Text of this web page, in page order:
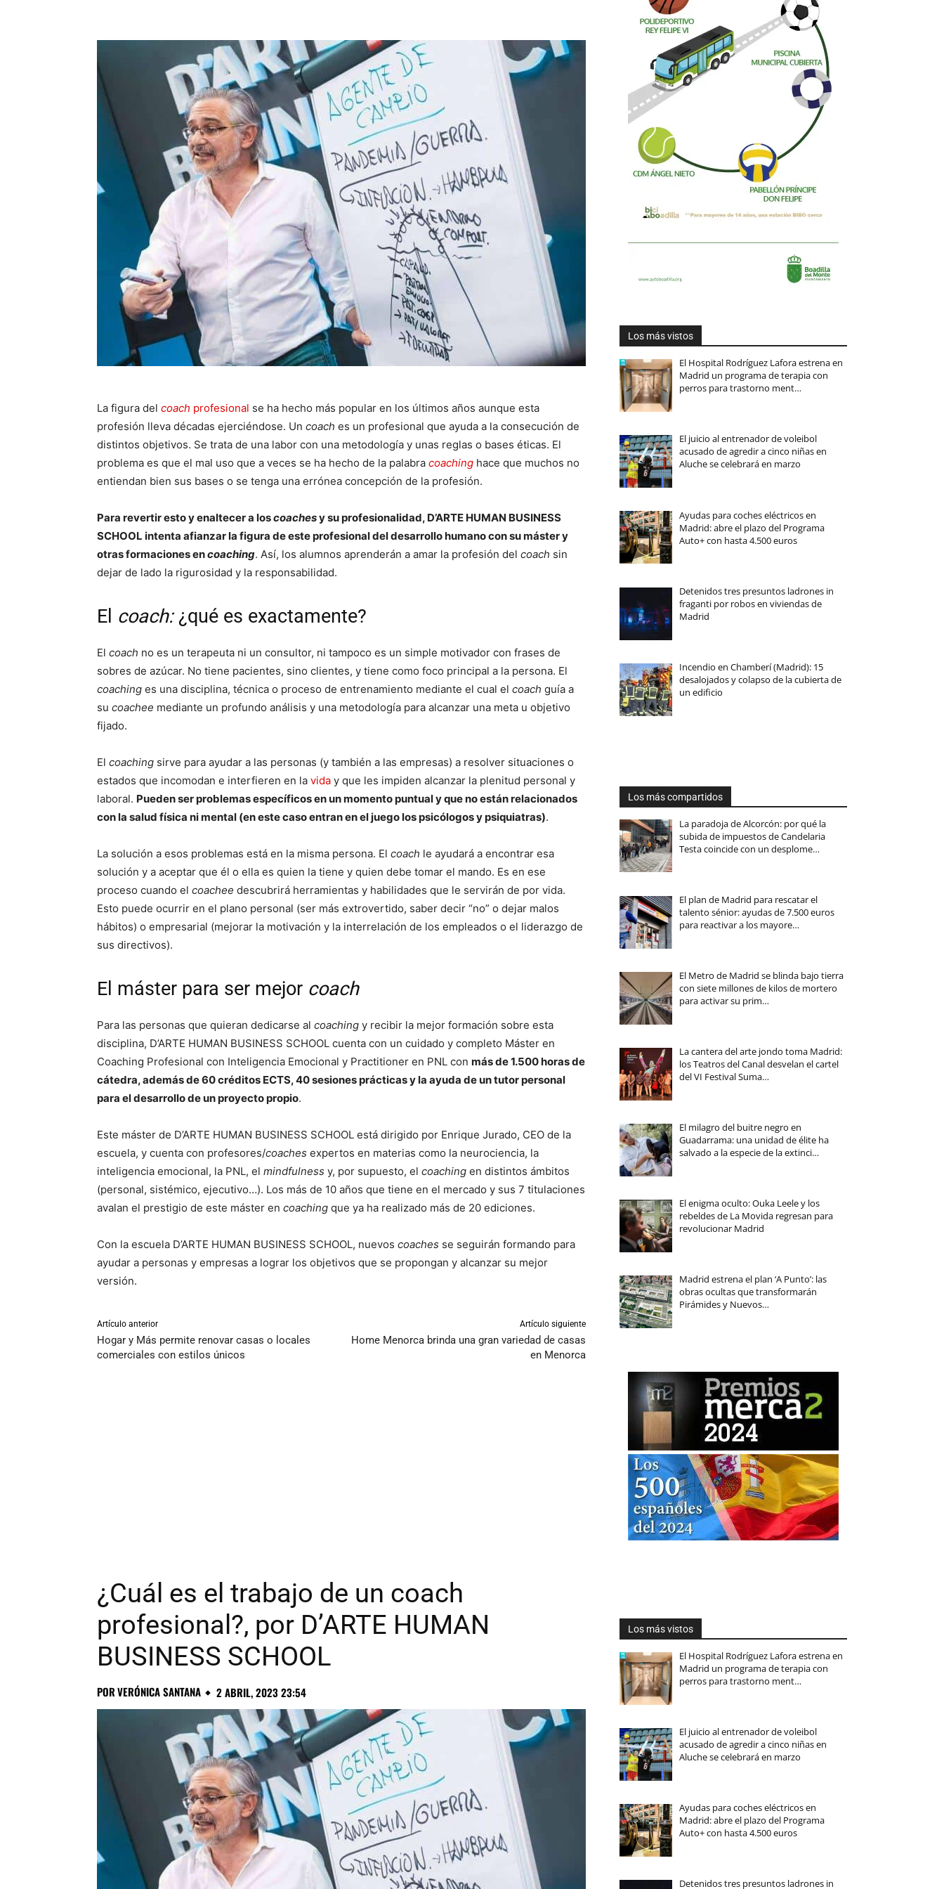
La figura del coach profesional se ha hecho más popular en los últimos años aunque esta
profesión lleva décadas ejerciéndose. Un coach es un profesional que ayuda a la consecución de
distintos objetivos. Se trata de una labor con una metodología y unas reglas o bases éticas. El
problema es que el mal uso que a veces se ha hecho de la palabra coaching hace que muchos no
entiendan bien sus bases o se tenga una errónea concepción de la profesión.
Para revertir esto y enaltecer a loscoachesy su profesionalidad, D’ARTE HUMAN BUSINESS
SCHOOL intenta afianzar la figura de este profesional del desarrollo humano con su máster y
otras formaciones encoaching. Así, los alumnos aprenderán a amar la profesión del coach sin
dejar de lado la rigurosidad y la responsabilidad.
El coach: ¿qué es exactamente?
El coach no es un terapeuta ni un consultor, ni tampoco es un simple motivador con frases de
sobres de azúcar. No tiene pacientes, sino clientes, y tiene como foco principal a la persona. El
coaching es una disciplina, técnica o proceso de entrenamiento mediante el cual el coach guía a
su coachee mediante un profundo análisis y una metodología para alcanzar una meta u objetivo
fijado.
El coaching sirve para ayudar a las personas (y también a las empresas) a resolver situaciones o
estados que incomodan e interfieren en la vida y que les impiden alcanzar la plenitud personal y
laboral. Pueden ser problemas específicos en un momento puntual y que no están relacionados
con la salud física ni mental (en este caso entran en el juego los psicólogos y psiquiatras).
La solución a esos problemas está en la misma persona. El coach le ayudará a encontrar esa
solución y a aceptar que él o ella es quien la tiene y quien debe tomar el mando. Es en ese
proceso cuando el coachee descubrirá herramientas y habilidades que le servirán de por vida.
Esto puede ocurrir en el plano personal (ser más extrovertido, saber decir “no” o dejar malos
hábitos) o empresarial (mejorar la motivación y la interrelación de los empleados o el liderazgo de
sus directivos).
El máster para ser mejor coach
Para las personas que quieran dedicarse al coaching y recibir la mejor formación sobre esta
disciplina, D’ARTE HUMAN BUSINESS SCHOOL cuenta con un cuidado y completo Máster en
Coaching Profesional con Inteligencia Emocional y Practitioner en PNL con más de 1.500 horas de
cátedra, además de 60 créditos ECTS, 40 sesiones prácticas y la ayuda de un tutor personal
para el desarrollo de un proyecto propio.
Este máster de D’ARTE HUMAN BUSINESS SCHOOL está dirigido por Enrique Jurado, CEO de la
escuela, y cuenta con profesores/coaches expertos en materias como la neurociencia, la
inteligencia emocional, la PNL, el mindfulness y, por supuesto, el coaching en distintos ámbitos
(personal, sistémico, ejecutivo…). Los más de 10 años que tiene en el mercado y sus 7 titulaciones
avalan el prestigio de este máster en coaching que ya ha realizado más de 20 ediciones.
Con la escuela D’ARTE HUMAN BUSINESS SCHOOL, nuevos coaches se seguirán formando para
ayudar a personas y empresas a lograr los objetivos que se propongan y alcanzar su mejor
versión.
Artículo anterior
Hogar y Más permite renovar casas o locales
comerciales con estilos únicos
Artículo siguiente
Home Menorca brinda una gran variedad de casas
en Menorca
Los más vistos
El Hospital Rodríguez Lafora estrena en
Madrid un programa de terapia con
perros para trastorno ment…
El juicio al entrenador de voleibol
acusado de agredir a cinco niñas en
Aluche se celebrará en marzo
Ayudas para coches eléctricos en
Madrid: abre el plazo del Programa
Auto+ con hasta 4.500 euros
Detenidos tres presuntos ladrones in
fraganti por robos en viviendas de
Madrid
Incendio en Chamberí (Madrid): 15
desalojados y colapso de la cubierta de
un edificio
Los más compartidos
La paradoja de Alcorcón: por qué la
subida de impuestos de Candelaria
Testa coincide con un desplome…
El plan de Madrid para rescatar el
talento sénior: ayudas de 7.500 euros
para reactivar a los mayore…
El Metro de Madrid se blinda bajo tierra
con siete millones de kilos de mortero
para activar su prim…
La cantera del arte jondo toma Madrid:
los Teatros del Canal desvelan el cartel
del VI Festival Suma…
El milagro del buitre negro en
Guadarrama: una unidad de élite ha
salvado a la especie de la extinci…
El enigma oculto: Ouka Leele y los
rebeldes de La Movida regresan para
revolucionar Madrid
Madrid estrena el plan ‘A Punto’: las
obras ocultas que transformarán
Pirámides y Nuevos…
¿Cuál es el trabajo de un coach
profesional?, por D’ARTE HUMAN
BUSINESS SCHOOL
PORVERÓNICA SANTANA 2 ABRIL, 2023 23:54
Los más vistos
El Hospital Rodríguez Lafora estrena en
Madrid un programa de terapia con
perros para trastorno ment…
El juicio al entrenador de voleibol
acusado de agredir a cinco niñas en
Aluche se celebrará en marzo
Ayudas para coches eléctricos en
Madrid: abre el plazo del Programa
Auto+ con hasta 4.500 euros
Detenidos tres presuntos ladrones in